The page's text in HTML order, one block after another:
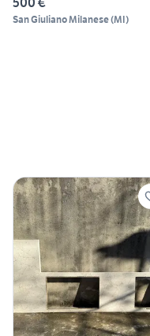
San Giuliano Milanese(MI)